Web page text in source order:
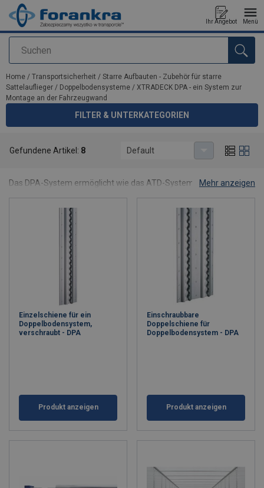
Suchen
Ihr Angebot Menü
Anfragen
Home / Transportsicherheit / Starre Aufbauten - Zubehör für starre
Sattelauflieger / Doppelbodensysteme / XTRADECK DPA - ein System zur
Montage an der Fahrzeugwand
FILTER & UNTERKATEGORIEN
XTRADECK DPA - ein System zur Montage an der
Fahrzeugwand
Das DPA-System ermöglicht wie das ATD-System die
Hinzufügen einer zweiten Ebene mit Trägern.
Verstellbare Höhe des Doppelbodens.
Stützträger gleiten in Schienen, die an den Seiten des
Lieferwagens angebracht sind.
Mehr anzeigen
Gefundene Artikel: 8 Default
Einzelschiene für ein
Doppelbodensystem,
verschraubt - DPA
Produkt anzeigen
Einschraubbare
Doppelschiene für
Doppelbodensystem - DPA
Produkt anzeigen